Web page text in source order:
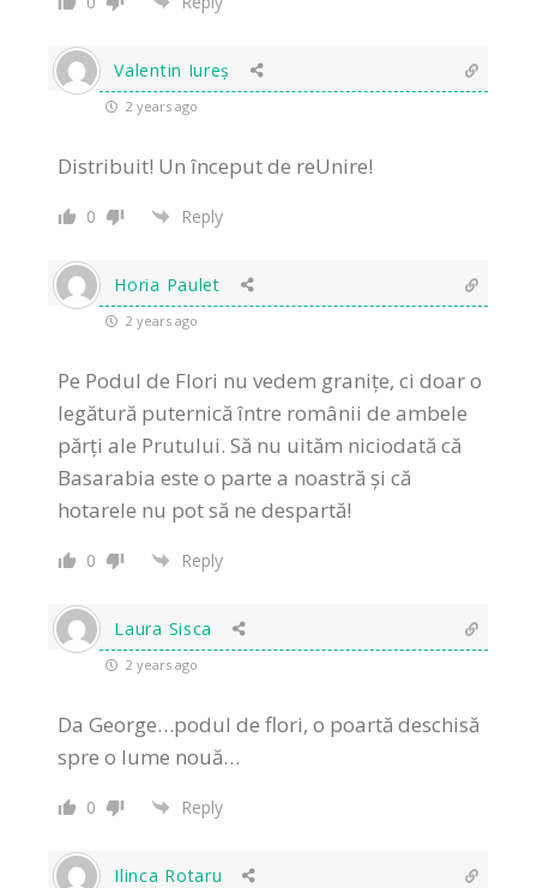
Valentin Iureș
2 years ago
Distribuit! Un început de reUnire!
0 Reply
Horia Paulet
2 years ago
Pe Podul de Flori nu vedem granițe, ci doar o
legătură puternică între românii de ambele
părți ale Prutului. Să nu uităm niciodată că
Basarabia este o parte a noastră și că
hotarele nu pot să ne despartă!
0 Reply
Laura Sisca
2 years ago
Da George…podul de flori, o poartă deschisă
spre o lume nouă…
0 Reply
Ilinca Rotaru